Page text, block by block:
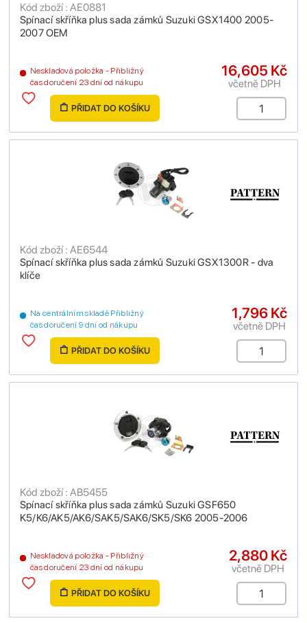
Spínací skříňka plus sada zámků Suzuki GSX1400 2005-
2007 OEM
Kód zboží : AE0881
Neskladová položka - Přibližný
čas doručení 23 dní od nákupu
16,605 Kč
včetně DPH
PŘIDAT DO KOŠÍKU
Spínací skříňka plus sada zámků Suzuki GSX1300R - dva
klíče
Kód zboží : AE6544
Na centrálním skladě Přibližný
čas doručení 9 dní od nákupu
1,796 Kč
včetně DPH
PŘIDAT DO KOŠÍKU
Spínací skříňka plus sada zámků Suzuki GSF650
K5/K6/AK5/AK6/SAK5/SAK6/SK5/SK6 2005-2006
Kód zboží : AB5455
Neskladová položka - Přibližný
čas doručení 23 dní od nákupu
2,880 Kč
včetně DPH
PŘIDAT DO KOŠÍKU